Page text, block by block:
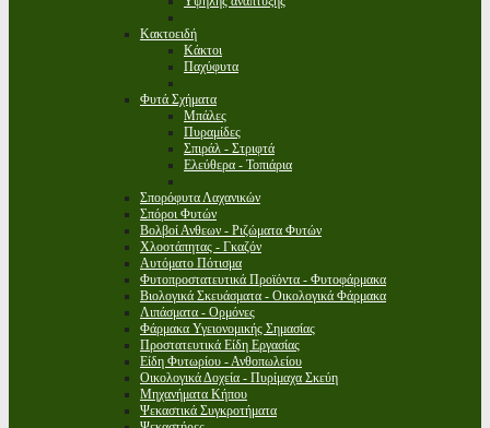
Κακτοειδή
Κάκτοι
Παχύφυτα
Φυτά Σχήματα
Μπάλες
Πυραμίδες
Σπιράλ - Στριφτά
Ελεύθερα - Τοπιάρια
Σπορόφυτα Λαχανικών
Σπόροι Φυτών
Βολβοί Ανθεων - Ριζώματα Φυτών
Χλοοτάπητας - Γκαζόν
Αυτόματο Πότισμα
Φυτοπροστατευτικά Προϊόντα - Φυτοφάρμακα
Βιολογικά Σκευάσματα - Οικολογικά Φάρμακα
Λιπάσματα - Ορμόνες
Φάρμακα Υγειονομικής Σημασίας
Προστατευτικά Είδη Εργασίας
Είδη Φυτωρίου - Ανθοπωλείου
Οικολογικά Δοχεία - Πυρίμαχα Σκεύη
Μηχανήματα Κήπου
Ψεκαστικά Συγκροτήματα